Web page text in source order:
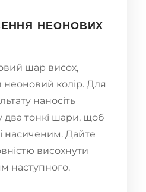
НЕОНОВИХ
шар висох,
неоновий колір. Для
наносіть
два тонкі шари, щоб
насиченим. Дайте
висохнути
наступного.